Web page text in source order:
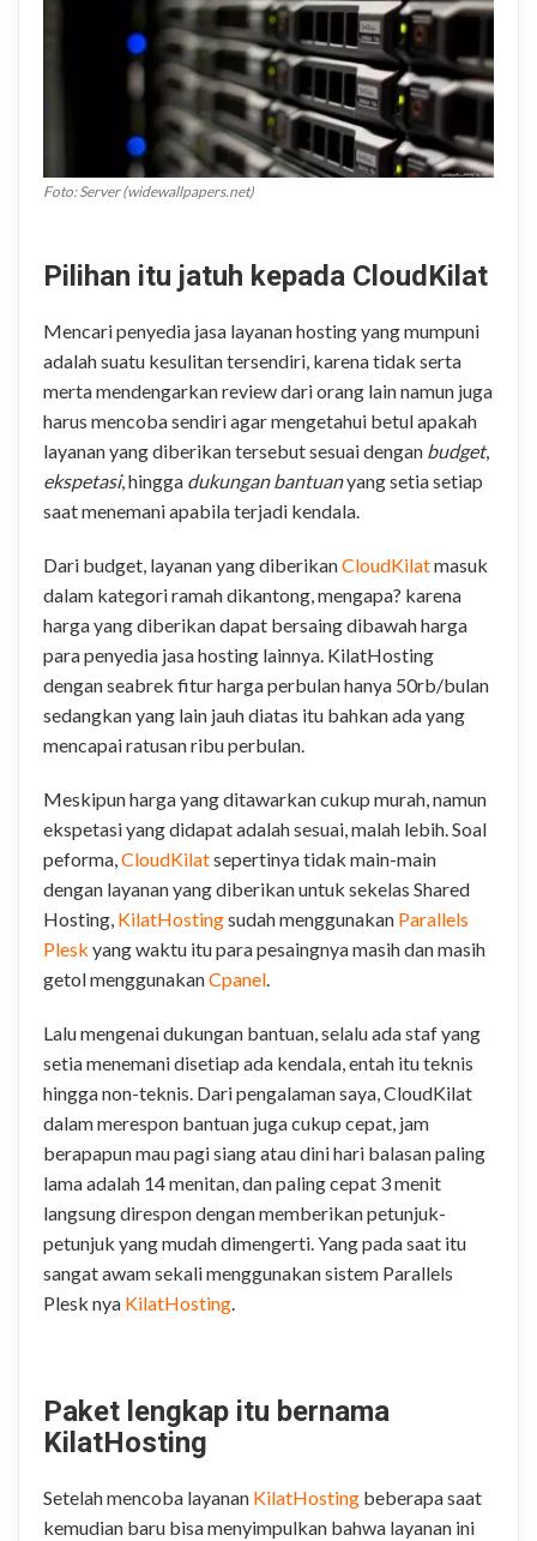
Foto: Server (widewallpapers.net)
Pilihan itu jatuh kepada CloudKilat
Mencari penyedia jasa layanan hosting yang mumpuni
adalah suatu kesulitan tersendiri, karena tidak serta
merta mendengarkan review dari orang lain namun juga
harus mencoba sendiri agar mengetahui betul apakah
layanan yang diberikan tersebut sesuai dengan budget,
ekspetasi, hingga dukungan bantuanyang setia setiap
saat menemani apabila terjadi kendala.
Dari budget, layanan yang diberikanCloudKilatmasuk
dalam kategori ramah dikantong, mengapa? karena
harga yang diberikan dapat bersaing dibawah harga
para penyedia jasa hosting lainnya. KilatHosting
dengan seabrek fitur harga perbulan hanya 50rb/bulan
sedangkan yang lain jauh diatas itu bahkan ada yang
mencapai ratusan ribu perbulan.
Meskipun harga yang ditawarkan cukup murah, namun
ekspetasi yang didapat adalah sesuai, malah lebih. Soal
peforma,CloudKilatsepertinya tidak main-main
dengan layanan yang diberikan untuk sekelas Shared
Hosting, KilatHostingsudah menggunakan Parallels
Plesk yang waktu itu para pesaingnya masih dan masih
getol menggunakanCpanel.
Lalu mengenai dukungan bantuan, selalu ada staf yang
setia menemani disetiap ada kendala, entah itu teknis
hingga non-teknis. Dari pengalaman saya, CloudKilat
dalam merespon bantuan juga cukup cepat, jam
berapapun mau pagi siang atau dini hari balasan paling
lama adalah 14 menitan, dan paling cepat 3 menit
langsung direspon dengan memberikan petunjuk-
petunjuk yang mudah dimengerti. Yang pada saat itu
sangat awam sekali menggunakan sistem Parallels
Plesk nya KilatHosting.
Paket lengkap itu bernama
KilatHosting
Setelah mencoba layanan KilatHosting beberapa saat
kemudian baru bisa menyimpulkan bahwa layanan ini